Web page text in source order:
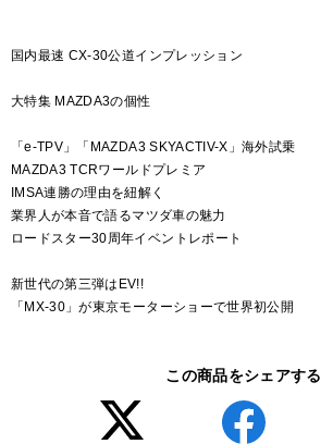
国内最速 CX-30公道インプレッション
大特集 MAZDA3の個性
「e-TPV」「MAZDA3 SKYACTIV-X」海外試乗
MAZDA3 TCRワールドプレミア
IMSA連勝の理由を紐解く
業界人が本音で語るマツダ車の魅力
ロードスター30周年イベントレポート
新世代の第三弾はEV!!
「MX-30」が東京モーターショーで世界初公開
この商品をシェアする